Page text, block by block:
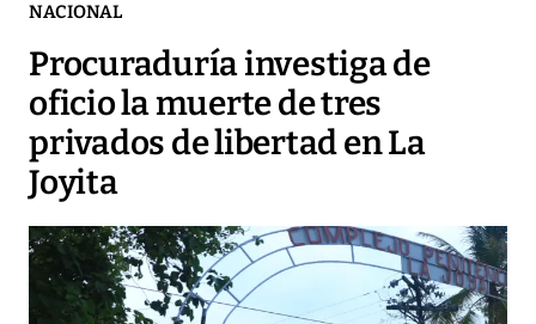
NACIONAL
Procuraduría investiga de
oficio la muerte de tres
privados de libertad en La
Joyita